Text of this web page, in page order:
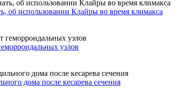
об использовании Клайры во время климакса
узлов
дома после кесарева сечения